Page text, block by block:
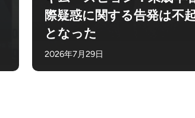
際疑惑に関する告発は不
となった
2026年7月29日